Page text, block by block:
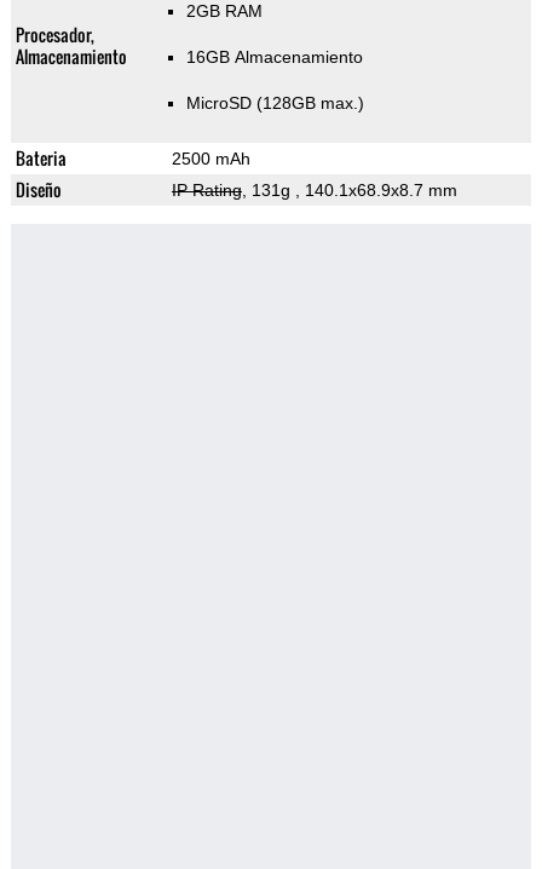
Procesador,
Almacenamiento
2GB RAM
16GB Almacenamiento
MicroSD (128GB max.)
Bateria 2500 mAh
Diseño IP Rating, 131g , 140.1x68.9x8.7 mm